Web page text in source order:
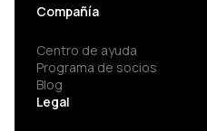
Compañía
Centro de ayuda
Programa de socios
Blog
Legal